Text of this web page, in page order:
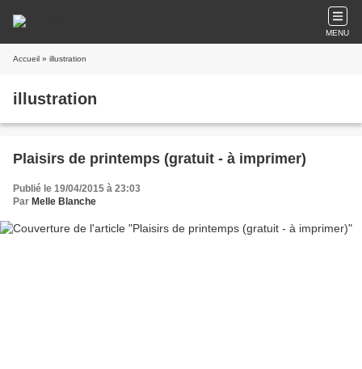
MENU
Accueil » illustration
illustration
Plaisirs de printemps (gratuit - à imprimer)
Publié le 19/04/2015 à 23:03
Par Melle Blanche